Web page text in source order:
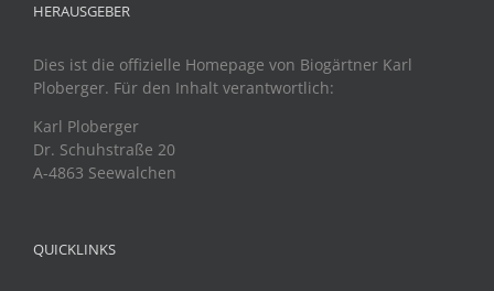
HERAUSGEBER
Dies ist die offizielle Homepage von Biogärtner Karl
Ploberger. Für den Inhalt verantwortlich:
Karl Ploberger
Dr. Schuhstraße 20
A-4863 Seewalchen
QUICKLINKS